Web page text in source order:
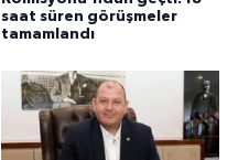
saat süren görüşmeler
tamamlandı